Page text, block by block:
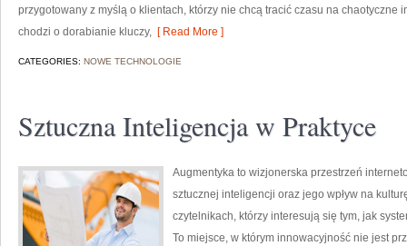
przygotowany z myślą o klientach, którzy nie chcą tracić czasu na chaotyczne
chodzi o dorabianie kluczy, [ Read More ]
CATEGORIES: NOWE TECHNOLOGIE
Sztuczna Inteligencja w Praktyce
Augmentyka to wizjonerska przestrzeń
sztucznej inteligencji oraz jego wpływ na
czytelnikach, którzy interesują się tym, jak
To miejsce, w którym innowacyjność nie jest